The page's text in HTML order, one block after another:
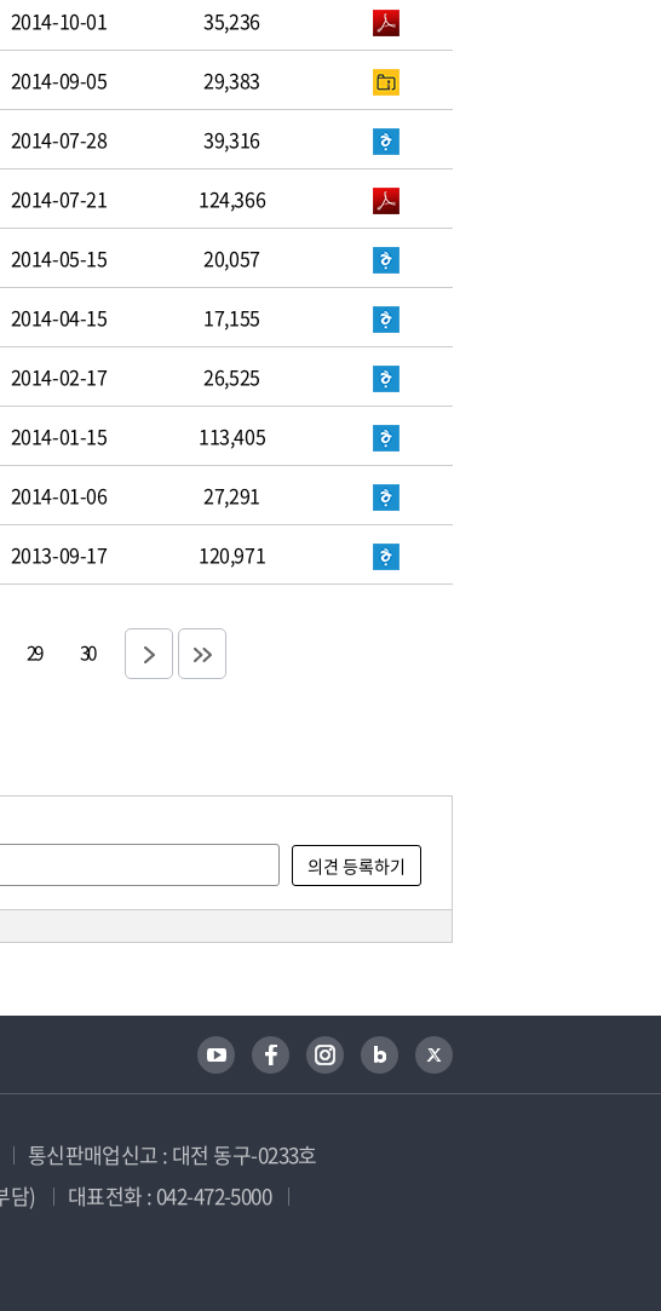
2014-10-01 35,236
2014-09-05 29,383
2014-07-28 39,316
2014-07-21 124,366
2014-05-15 20,057
2014-04-15 17,155
2014-02-17 26,525
2014-01-15 113,405
2014-01-06 27,291
2013-09-17 120,971
29 30
통신판매업신고 : 대전 동구-0233호
담)
대표전화 : 042-472-5000